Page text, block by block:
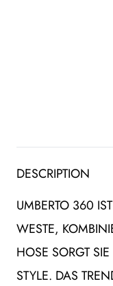
DESCRIPTION
UMBERTO 360
WESTE,
HOSE SORGT
STYLE. DAS